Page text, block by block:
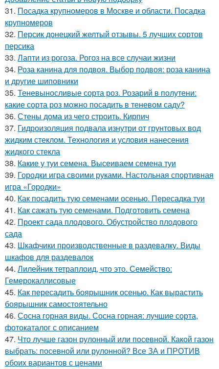
31. Посадка крупномеров в Москве и области. Посадка
крупномеров
32. Персик донецкий желтый отзывы. 5 лучших сортов
персика
33. Лапти из рогоза. Рогоз на все случаи жизни
34. Роза канина для подвоя. Выбор подвоя: роза канина
и другие шиповники
35. Теневыносливые сорта роз. Розарий в полутени:
какие сорта роз можно посадить в теневом саду?
36. Стены дома из чего строить. Кирпич
37. Гидроизоляция подвала изнутри от грунтовых вод
жидким стеклом. Технология и условия нанесения
жидкого стекла
38. Какие у туи семена. Высеиваем семена туи
39. Городки игра своими руками. Настольная спортивная
игра «Городки»
40. Как посадить тую семенами осенью. Пересадка туи
41. Как сажать тую семенами. Подготовить семена
42. Проект сада плодового. Обустройство плодового
сада
43. Шкафчики производственные в раздевалку. Виды
шкафов для раздевалок
44. Лилейник тетраплоид, что это. Семейство:
Гемерокаллисовые
45. Как пересадить боярышник осенью. Как вырастить
боярышник самостоятельно
46. Сосна горная виды. Сосна горная: лучшие сорта,
фотокаталог с описанием
47. Что лучше газон рулонный или посевной. Какой газон
выбрать: посевной или рулонной? Все ЗА и ПРОТИВ
обоих вариантов с ценами